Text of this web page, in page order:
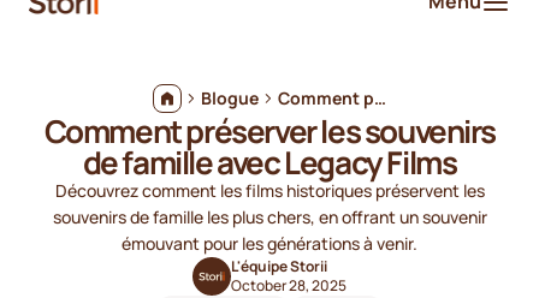
Blogue Comment préserver les souvenirs de famille avec Legacy Films
Comment préserver les souvenirs
de famille avec Legacy Films
Découvrez comment les films historiques préservent les
souvenirs de famille les plus chers, en offrant un souvenir
émouvant pour les générations à venir.
L'équipe Storii
October 28, 2025